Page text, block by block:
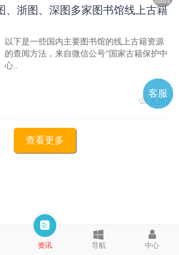
、浙图、深图多家图书馆线上古籍
以下是一些国内主要图书馆的线上古籍资源
的查阅方法，来自微信公号“国家古籍保护中
心..
8267
查看更多
资讯 导航 中心
客服
QQ
电话
微信
微聊
TOP